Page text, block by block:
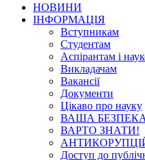
НОВИНИ
ІНФОРМАЦІЯ
Вступникам
Студентам
Аспірантам і
Викладачам
Вакансії
Документи
Цікаво про науку
ВАША БЕЗПЕКА
ВАРТО ЗНАТИ!
Доступ до